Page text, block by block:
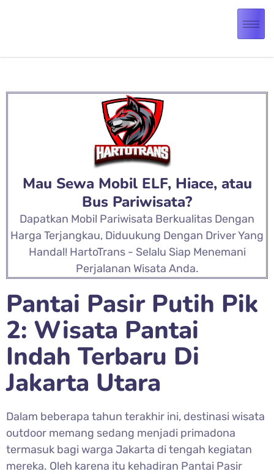
Mau Sewa Mobil ELF, Hiace, atau
Bus Pariwisata?
Dapatkan Mobil Pariwisata Berkualitas Dengan
Harga Terjangkau, Diduukung Dengan Driver Yang
Handal! HartoTrans - Selalu Siap Menemani
Perjalanan Wisata Anda.
Pantai Pasir Putih Pik
2: Wisata Pantai
Indah Terbaru Di
Jakarta Utara
Dalam beberapa tahun terakhir ini, destinasi wisata
outdoor memang sedang menjadi primadona
termasuk bagi warga Jakarta di tengah kegiatan
mereka. Oleh karena itu kehadiran Pantai Pasir